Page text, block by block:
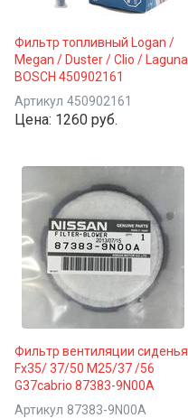
Фильтр топливный Logan /
Megan / Duster / Clio / Laguna
BOSCH 450902161
Артикул 450902161
Цена: 1260 руб.
Фильтр вентиляции сиденья
Fx35/ 37/50 M25/37 /56
G37cabrio 87383-9N00A
Артикул 87383-9N00A